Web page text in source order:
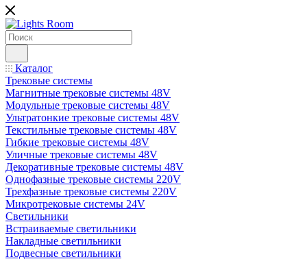
Каталог
Трековые системы
Магнитные трековые системы 48V
Модульные трековые системы 48V
Ультратонкие трековые системы 48V
Текстильные трековые системы 48V
Гибкие трековые системы 48V
Уличные трековые системы 48V
Декоративные трековые системы 48V
Однофазные трековые системы 220V
Трехфазные трековые системы 220V
Микротрековые системы 24V
Светильники
Встраиваемые светильники
Накладные светильники
Подвесные светильники